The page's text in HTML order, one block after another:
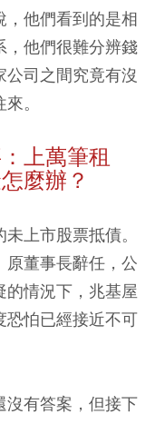
，他們看到的是相
，他們很難分辨錢
司之間究竟有沒
。
上萬筆租
麼辦？
上市股票抵債。
原董事長辭任，公
的情況下，兆基屋
恐怕已經接近不可
沒有答案，但接下